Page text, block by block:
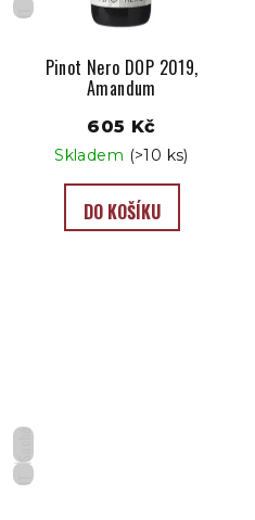
IT
Pinot Nero DOP 2019,
Amandum
605 Kč
Skladem (>10 ks)
DO KOŠÍKU
IT
Suché